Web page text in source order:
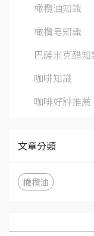
橄欖油知識
橄欖皂知識
巴薩米克醋知
咖啡知識
咖啡好評推薦
文章分類
橄欖油